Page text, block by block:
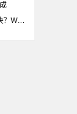
解决方法